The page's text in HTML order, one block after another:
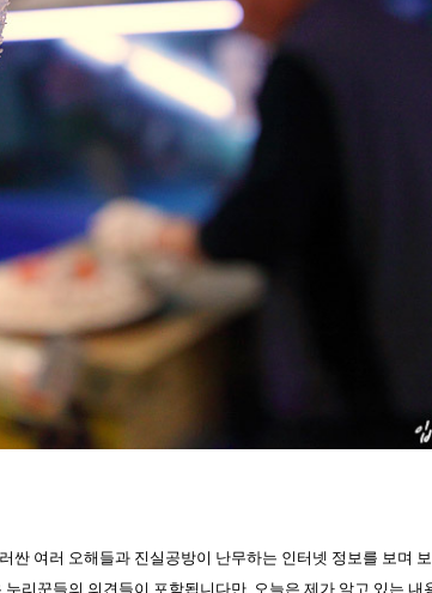
싼 여러 오해들과 진실공방이 난무하는 인터넷 정보를 보며
리꾼들의 의견들이 포함됩니다만, 오늘은 제가 알고 있는 내